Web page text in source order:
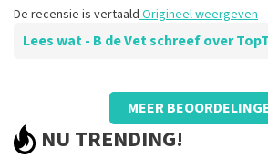
De recensie is vertaald Origineel weergeven
Lees wat - B de Vet schreef over
Beoordeling van - B de Vet over
Alles was perfect geregeld !
De recensie is vertaaldOrigineel weergeven
MEER
NU TRENDING!